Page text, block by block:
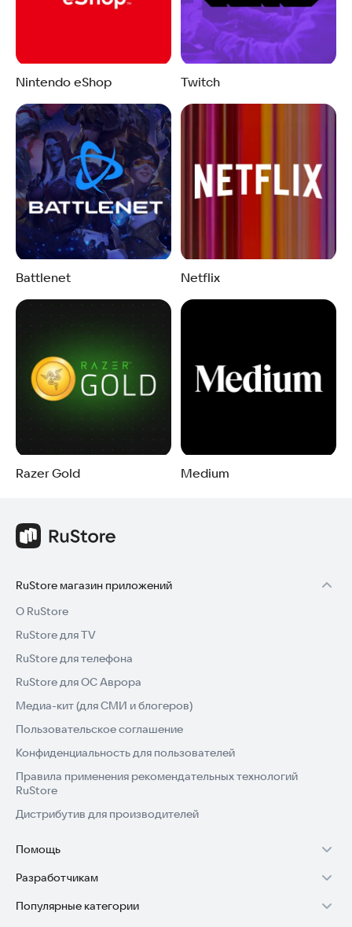
Nintendo eShop Twitch
Battlenet Netflix
Razer Gold Medium
RuStore магазин приложений
О RuStore
RuStore для TV
RuStore для телефона
RuStore для ОС Аврора
Медиа-кит (для СМИ и блогеров)
Пользовательское соглашение
Конфиденциальность для пользователей
Правила применения рекомендательных технологий
RuStore
Дистрибутив для производителей
Помощь
Установка RuStore на TV
Разработчикам
Зарабатывать с RuStore
Популярные категории